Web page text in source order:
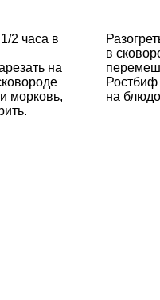
2 часа в
на
морковь,
в
на